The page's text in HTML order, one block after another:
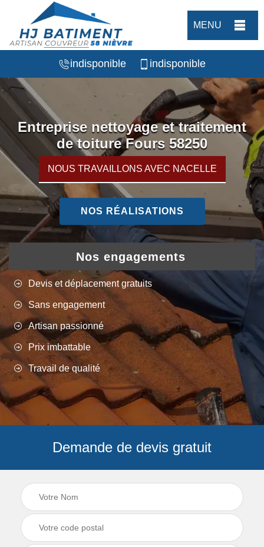
MENU
indisponible indisponible
Entreprise nettoyage et traitement
de toiture Fours 58250
NOUS TRAVAILLONS AVEC NACELLE
NOS RÉALISATIONS
Nos engagements
Devis et déplacement gratuits
Sans engagement
Artisan passionné
Prix imbattable
Travail de qualité
Demande de devis gratuit